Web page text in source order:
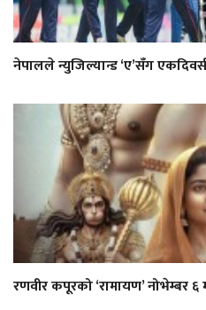
नेपालले न्युजिल्यान्ड ‘ए’सँग
रणवीर कपूरको ‘रामायण’ नोभेम्बर